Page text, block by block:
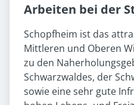
Arbeiten bei der
Schopfheim ist das
Mittleren und Oberen
zu den
Schwarzwaldes, der
sowie eine sehr gute